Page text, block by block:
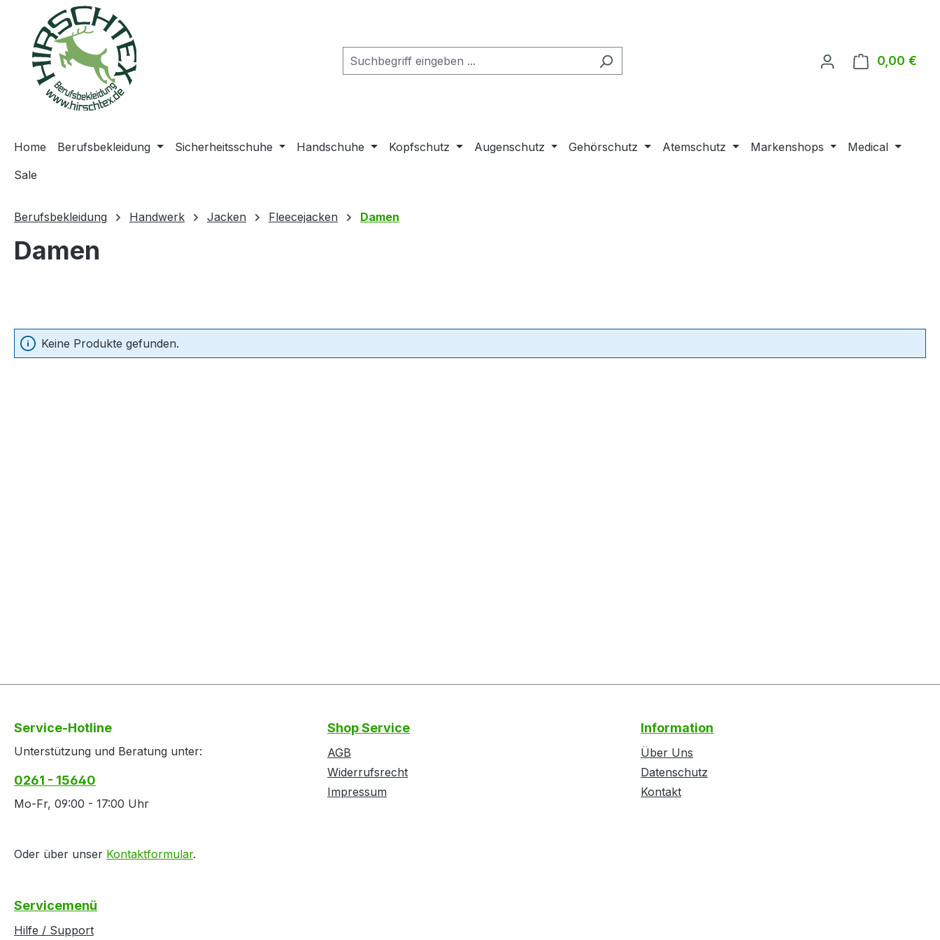
Zur Hauptnavigation springen
0,00 €
Home Berufsbekleidung Sicherheitsschuhe Handschuhe Kopfschutz Augenschutz Gehörschutz Atemschutz Markenshops
Medical
Sale
Berufsbekleidung Handwerk Jacken Fleecejacken Damen
Damen
Keine Produkte gefunden.
Service-Hotline
Unterstützung und Beratung unter:
0261 - 15640
Mo-Fr, 09:00 - 17:00 Uhr
Oder über unser Kontaktformular.
Shop Service
AGB
Widerrufsrecht
Impressum
Information
Über Uns
Datenschutz
Kontakt
Servicemenü
Hilfe / Support